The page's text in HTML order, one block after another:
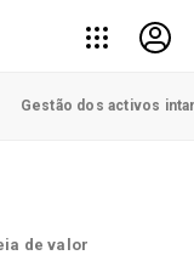
Gestão dos activos
de valor